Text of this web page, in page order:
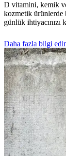
D vitamini, kemik ve
kozmetik ürünlerde
günlük ihtiyacınızı
Daha fazla bilgi